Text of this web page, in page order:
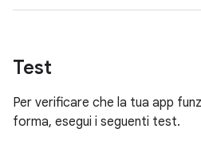
Test
Per verificare che la tua app
forma, esegui i seguenti test.